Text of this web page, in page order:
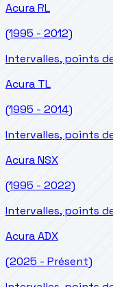
AcuraRL
(1995 - 2012)
Intervalles, points
Acura TL
(1995 - 2014)
Intervalles, points
AcuraNSX
(1995 - 2022)
Intervalles, points
AcuraADX
(2025 - Présent)